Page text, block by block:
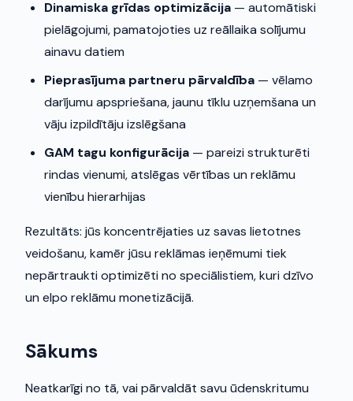
Dinamiska grīdas optimizācija — automātiski
pielāgojumi, pamatojoties uz reāllaika solījumu
ainavu datiem
Pieprasījuma partneru pārvaldība — vēlamo
darījumu apspriešana, jaunu tīklu uzņemšana un
vāju izpildītāju izslēgšana
GAM tagu konfigurācija — pareizi strukturēti
rindas vienumi, atslēgas vērtības un reklāmu
vienību hierarhijas
Rezultāts: jūs koncentrējaties uz savas lietotnes
veidošanu, kamēr jūsu reklāmas ieņēmumi tiek
nepārtraukti optimizēti no speciālistiem, kuri dzīvo
un elpo reklāmu monetizācijā.
Sākums
Neatkarīgi no tā, vai pārvaldāt savu ūdenskritumu